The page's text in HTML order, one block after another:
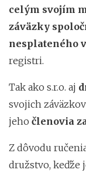
celým svojím
záväzky
nesplateného
registri.
Tak ako s.r.o. aj
svojich záväzkov
jeho členovia
Z dôvodu
družstvo, keďže